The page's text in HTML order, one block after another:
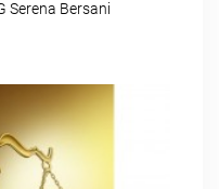
Serena Bersani